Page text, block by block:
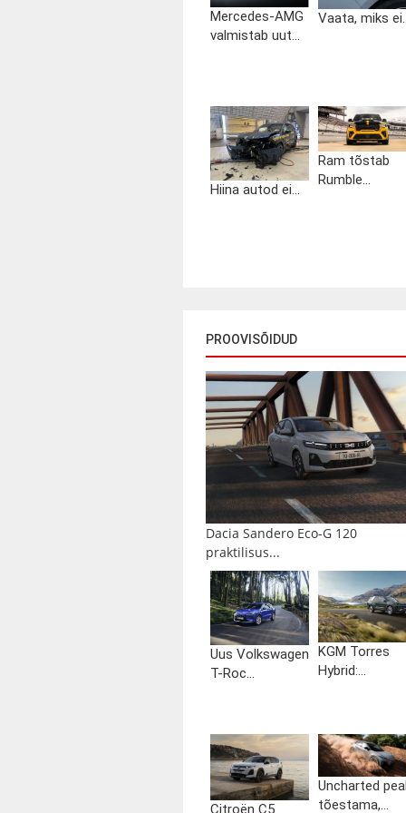
Mercedes-AMG
valmistab uut...
Vaata, miks
Hiina autod ei...
Ram tõstab
Rumble...
PROOVISÕIDUD
Dacia Sandero Eco-G 120
praktilisus...
Uus Volkswagen
T-Roc...
KGM Torres
Hybrid:...
Citroën C5
Uncharted
tõestama,...